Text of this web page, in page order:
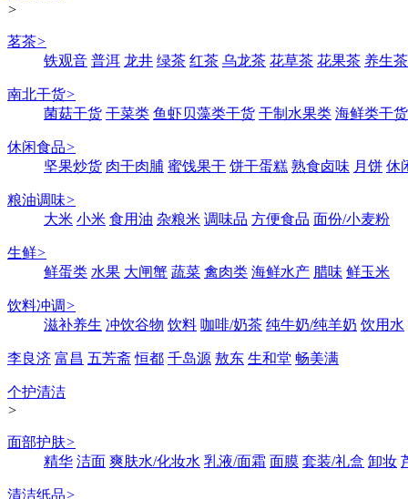
>
茗茶>
铁观音 普洱 龙井 绿茶 红茶 乌龙茶 花草茶 花果茶 养生茶
南北干货>
菌菇干货 干菜类 鱼虾贝藻类干货 干制水果类 海鲜类干货
休闲食品>
坚果炒货 肉干肉脯 蜜饯果干 饼干蛋糕 熟食卤味 月饼 休
粮油调味>
大米 小米 食用油 杂粮米 调味品 方便食品 面份/小麦粉
生鲜>
鲜蛋类 水果 大闸蟹 蔬菜 禽肉类 海鲜水产 腊味 鲜玉米
饮料冲调>
滋补养生 冲饮谷物 饮料 咖啡/奶茶 纯牛奶/纯羊奶 饮用水
李良济 富昌 五芳斋 恒都 千岛源 敖东 生和堂 畅美满
个护清洁
>
面部护肤>
精华 洁面 爽肤水/化妆水 乳液/面霜 面膜 套装/礼盒 卸妆
清洁纸品>